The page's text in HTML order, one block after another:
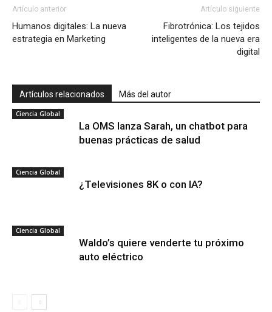
Artículo anterior
Humanos digitales: La nueva
estrategia en Marketing
Artículo siguiente
Fibrotrónica: Los tejidos
inteligentes de la nueva era
digital
Artículos relacionados Más del autor
Ciencia Global
La OMS lanza Sarah, un chatbot para
buenas prácticas de salud
Ciencia Global
¿Televisiones 8K o con IA?
Ciencia Global
Waldo’s quiere venderte tu próximo
auto eléctrico